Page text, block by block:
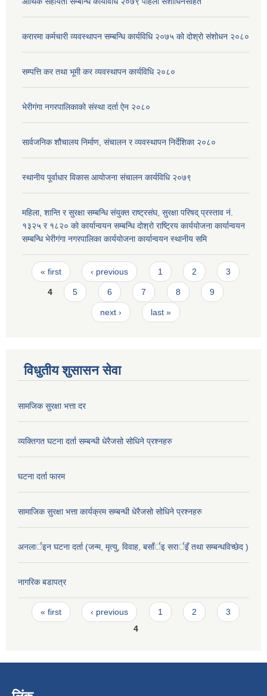
करारमा कर्मचारी व्यवस्थापन सम्बन्धि कार्यविधि २०७५ को दोश्रो संशोधन २०८०
सम्पत्ति कर तथा भूमी कर व्यवस्थापन कार्यविधि २०८०
भेरीगंगा नगरपालिकाको संस्था दर्ता ऐन २०८०
सार्वजनिक शौचालय निर्माण, संचालन र व्यवस्थापन निर्देशिका २०८०
स्थानीय पूर्वाधार विकास आयोजना संचालन कार्यविधि २०७९
महिला, शान्ति र सुरक्षा सम्बन्धि संयुक्त राष्ट्रसंघ, सुरक्षा परिषद् प्रस्ताव नं.
१३२५ र १८२० को कार्यान्वयन सम्बन्धि दोश्रो राष्ट्रिय कार्ययोजना कार्यान्वयन
सम्बन्धि भेरीगंगा नगरपालिका कार्ययोजना कार्यान्वयन स्थानीय समि
Pages
« first ‹ previous 1 2 3
4 5 6 7 8 9
next › last »
विधुतीय शुसासन सेवा
सामजिक सुरक्षा भत्ता दर
व्यक्तिगत घटना दर्ता सम्बन्धी धेरैजसो सोधिने प्रश्नहरु
घटना दर्ता फारम
सामाजिक सुरक्षा भत्ता कार्यक्रम सम्बन्धी धेरैजसो सोधिने प्रश्नहरु
अनलार्इन घटना दर्ता (जन्म, मृत्यु, विवाह, बसाँर्इ सरार्इँ तथा सम्बन्धविच्छेद )
नागरिक बडापत्र
Pages
« first ‹ previous 1 2
3
4